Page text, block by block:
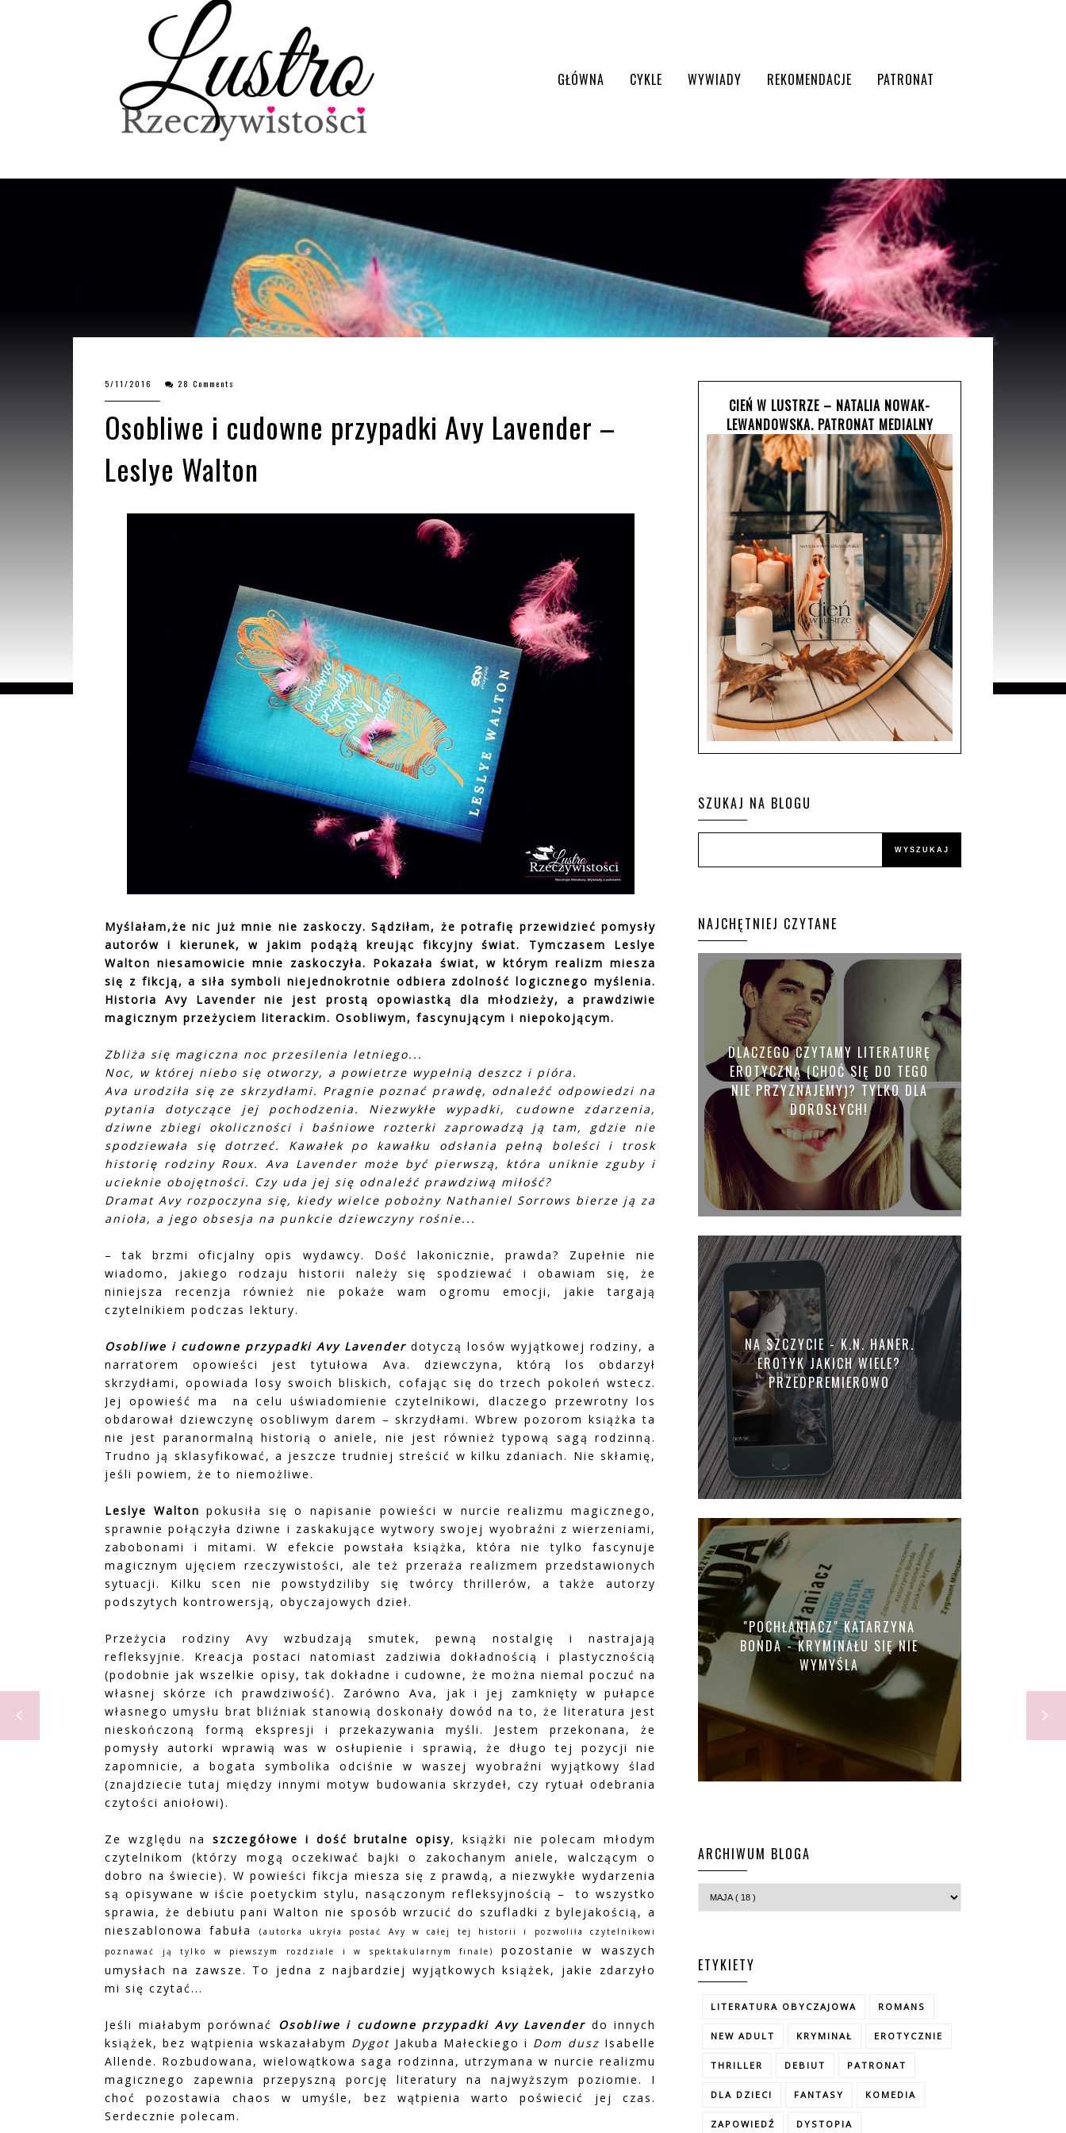
GŁÓWNA CYKLE WYWIADY REKOMENDACJE PATRONAT
5/11/2016 28 Comments
Osobliwe i cudowne przypadki Avy Lavender –
Leslye Walton
Myślałam,że nic już mnie nie zaskoczy. Sądziłam, że potrafię przewidzieć pomysły
autorów i kierunek, w jakim podążą kreując fikcyjny świat. Tymczasem Leslye
Walton niesamowicie mnie zaskoczyła. Pokazała świat, w którym realizm miesza
się z fikcją, a siła symboli niejednokrotnie odbiera zdolność logicznego myślenia.
Historia Avy Lavender nie jest prostą opowiastką dla młodzieży, a prawdziwie
magicznym przeżyciem literackim. Osobliwym, fascynującym i niepokojącym.
Zbliża się magiczna noc przesilenia letniego...
Noc, w której niebo się otworzy, a powietrze wypełnią deszcz i pióra.
Ava urodziła się ze skrzydłami. Pragnie poznać prawdę, odnaleźć odpowiedzi na
pytania dotyczące jej pochodzenia. Niezwykłe wypadki, cudowne zdarzenia,
dziwne zbiegi okoliczności i baśniowe rozterki zaprowadzą ją tam, gdzie nie
spodziewała się dotrzeć. Kawałek po kawałku odsłania pełną boleści i trosk
historię rodziny Roux. Ava Lavender może być pierwszą, która uniknie zguby i
ucieknie obojętności. Czy uda jej się odnaleźć prawdziwą miłość?
Dramat Avy rozpoczyna się, kiedy wielce pobożny Nathaniel Sorrows bierze ją za
anioła, a jego obsesja na punkcie dziewczyny rośnie...
– tak brzmi oficjalny opis wydawcy. Dość lakonicznie, prawda? Zupełnie nie
wiadomo, jakiego rodzaju historii należy się spodziewać i obawiam się, że
niniejsza recenzja również nie pokaże wam ogromu emocji, jakie targają
czytelnikiem podczas lektury.
Osobliwe i cudowne przypadki Avy Lavender dotyczą losów wyjątkowej rodziny, a
narratorem opowieści jest tytułowa Ava. dziewczyna, którą los obdarzył
skrzydłami, opowiada losy swoich bliskich, cofając się do trzech pokoleń wstecz.
Jej opowieść ma na celu uświadomienie czytelnikowi, dlaczego przewrotny los
obdarował dziewczynę osobliwym darem – skrzydłami. Wbrew pozorom książka ta
nie jest paranormalną historią o aniele, nie jest również typową sagą rodzinną.
Trudno ją sklasyfikować, a jeszcze trudniej streścić w kilku zdaniach. Nie skłamię,
jeśli powiem, że to niemożliwe.
Leslye Walton pokusiła się o napisanie powieści w nurcie realizmu magicznego,
sprawnie połączyła dziwne i zaskakujące wytwory swojej wyobraźni z wierzeniami,
zabobonami i mitami. W efekcie powstała książka, która nie tylko fascynuje
magicznym ujęciem rzeczywistości, ale też przeraża realizmem przedstawionych
sytuacji. Kilku scen nie powstydziliby się twórcy thrillerów, a także autorzy
podszytych kontrowersją, obyczajowych dzieł.
Przeżycia rodziny Avy wzbudzają smutek, pewną nostalgię i nastrajają
refleksyjnie. Kreacja postaci natomiast zadziwia dokładnością i plastycznością
(podobnie jak wszelkie opisy, tak dokładne i cudowne, że można niemal poczuć na
własnej skórze ich prawdziwość). Zarówno Ava, jak i jej zamknięty w pułapce
własnego umysłu brat bliźniak stanowią doskonały dowód na to, że literatura jest
nieskończoną formą ekspresji i przekazywania myśli. Jestem przekonana, że
pomysły autorki wprawią was w osłupienie i sprawią, że długo tej pozycji nie
zapomnicie, a bogata symbolika odciśnie w waszej wyobraźni wyjątkowy ślad
(znajdziecie tutaj między innymi motyw budowania skrzydeł, czy rytuał odebrania
czytości aniołowi).
Ze względu na szczegółowe i dość brutalne opisy, książki nie polecam młodym
czytelnikom (którzy mogą oczekiwać bajki o zakochanym aniele, walczącym o
dobro na świecie). W powieści fikcja miesza się z prawdą, a niezwykłe wydarzenia
są opisywane w iście poetyckim stylu, nasączonym refleksyjnością – to wszystko
sprawia, że debiutu pani Walton nie sposób wrzucić do szufladki z bylejakością, a
nieszablonowa fabuła
(autorka ukryła postać Avy w całej tej historii i pozwoliła czytelnikowi
poznawać ją tylko w piewszym rozdziale i w spektakularnym finale) pozostanie w waszych
umysłach na zawsze. To jedna z najbardziej wyjątkowych książek, jakie zdarzyło
mi się czytać...
Jeśli miałabym porównać Osobliwe i cudowne przypadki Avy Lavender do innych
książek, bez wątpienia wskazałabym Dygot Jakuba Małeckiego i Dom dusz Isabelle
Allende. Rozbudowana, wielowątkowa saga rodzinna, utrzymana w nurcie realizmu
magicznego zapewnia przepyszną porcję literatury na najwyższym poziomie. I
choć pozostawia chaos w umyśle, bez wątpienia warto poświecić jej czas.
Serdecznie polecam.
CIEŃ W LUSTRZE – NATALIA NOWAK-
LEWANDOWSKA. PATRONAT MEDIALNY
SZUKAJ NA BLOGU
NAJCHĘTNIEJ CZYTANE
DLACZEGO CZYTAMY LITERATURĘ
EROTYCZNĄ (CHOĆ SIĘ DO TEGO
NIE PRZYZNAJEMY)? TYLKO DLA
DOROSŁYCH!
NA SZCZYCIE - K.N. HANER.
EROTYK JAKICH WIELE?
PRZEDPREMIEROWO
"POCHŁANIACZ" KATARZYNA
BONDA - KRYMINAŁU SIĘ NIE
WYMYŚLA
ARCHIWUM BLOGA
ETYKIETY
LITERATURA OBYCZAJOWA ROMANS
NEW ADULT KRYMINAŁ EROTYCZNIE
THRILLER DEBIUT PATRONAT
DLA DZIECI FANTASY KOMEDIA
ZAPOWIEDŹ DYSTOPIA